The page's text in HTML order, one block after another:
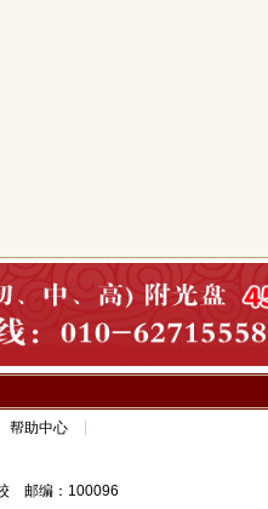
帮助中心
邮编：100096